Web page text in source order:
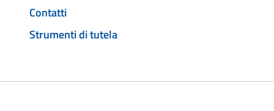
Contatti
Strumenti di tutela